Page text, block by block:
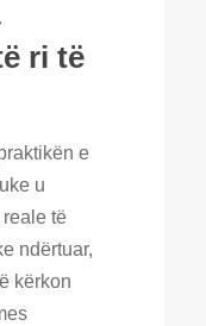
ri të
e
u
të
ndërtuar,
kërkon